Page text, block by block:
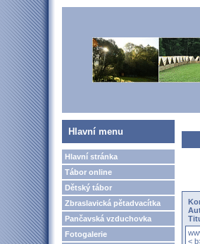
Hlavní menu
Hlavní stránka
Tábor online
Dětský tábor
Zbraslavická pětadvacítka
Pančavská vzduchovka
Fotogalerie
<